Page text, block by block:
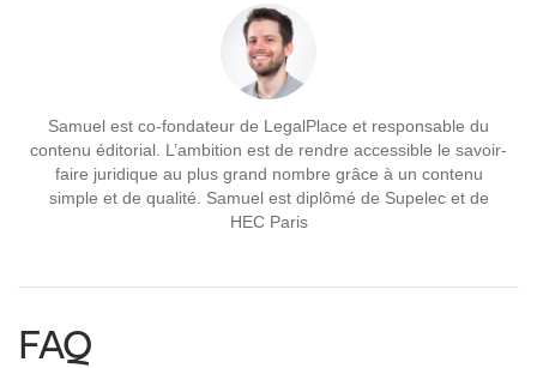
Samuel est co-fondateur de LegalPlace et responsable du
contenu éditorial. L’ambition est de rendre accessible le savoir-
faire juridique au plus grand nombre grâce à un contenu
simple et de qualité. Samuel est diplômé de Supelec et de
HEC Paris
FAQ